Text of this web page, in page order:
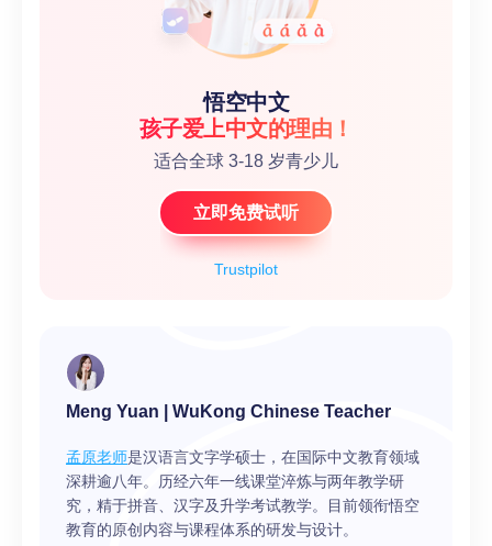
Trustpilot
悟空中文
孩子爱上中文的理由！
适合全球 3-18 岁青少儿
立即免费试听
Meng Yuan | WuKong Chinese Teacher
孟原老师是汉语言文字学硕士，在国际中文教育领域
深耕逾八年。历经六年一线课堂淬炼与两年教学研
究，精于拼音、汉字及升学考试教学。目前领衔悟空
教育的原创内容与课程体系的研发与设计。